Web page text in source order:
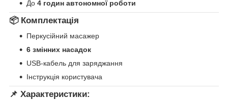
До 4 годин автономної роботи
📦 Комплектація
Перкусійний масажер
6 змінних насадок
USB-кабель для заряджання
Інструкція користувача
📌 Характеристики: